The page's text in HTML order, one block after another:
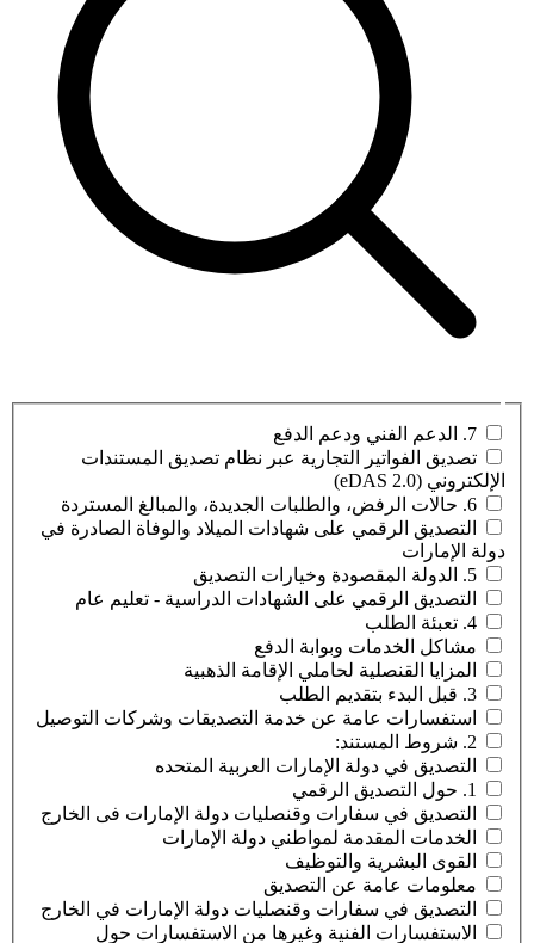
7. الدعم الفني ودعم الدفع
تصديق الفواتير التجارية عبر نظام تصديق المستندات
الإلكتروني (eDAS 2.0)
6. حالات الرفض، والطلبات الجديدة، والمبالغ المستردة
التصديق الرقمي على شهادات الميلاد والوفاة الصادرة في
دولة الإمارات
5. الدولة المقصودة وخيارات التصديق
التصديق الرقمي على الشهادات الدراسية - تعليم عام
4. تعبئة الطلب
مشاكل الخدمات وبوابة الدفع
المزايا القنصلية لحاملي الإقامة الذهبية
3. قبل البدء بتقديم الطلب
استفسارات عامة عن خدمة التصديقات وشركات التوصيل
2. شروط المستند:
التصديق في دولة الإمارات العربية المتحده
1. حول التصديق الرقمي
التصديق في سفارات وقنصليات دولة الإمارات فى الخارج
الخدمات المقدمة لمواطني دولة الإمارات
القوى البشرية والتوظيف
معلومات عامة عن التصديق
التصديق في سفارات وقنصليات دولة الإمارات في الخارج
الاستفسارات الفنية وغيرها من الاستفسارات حول